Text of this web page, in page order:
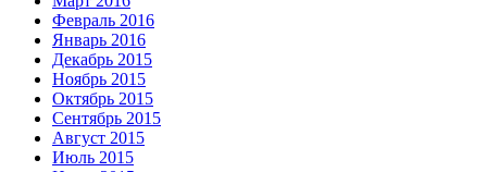
Февраль 2016
Январь 2016
Декабрь 2015
Ноябрь 2015
Октябрь 2015
Сентябрь 2015
Август 2015
Июль 2015